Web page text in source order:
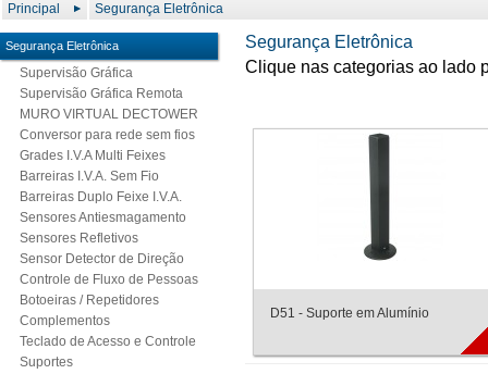
Principal Segurança Eletrônica
Segurança Eletrônica
Supervisão Gráfica
Supervisão Gráfica Remota
MURO VIRTUAL DECTOWER
Conversor para rede sem fios
Grades I.V.A Multi Feixes
Barreiras I.V.A. Sem Fio
Barreiras Duplo Feixe I.V.A.
Sensores Antiesmagamento
Sensores Refletivos
Sensor Detector de Direção
Controle de Fluxo de Pessoas
Botoeiras / Repetidores
Complementos
Teclado de Acesso e Controle
Suportes
Segurança Eletrônica
Clique nas categorias ao lado
D51 - Suporte em Alumínio